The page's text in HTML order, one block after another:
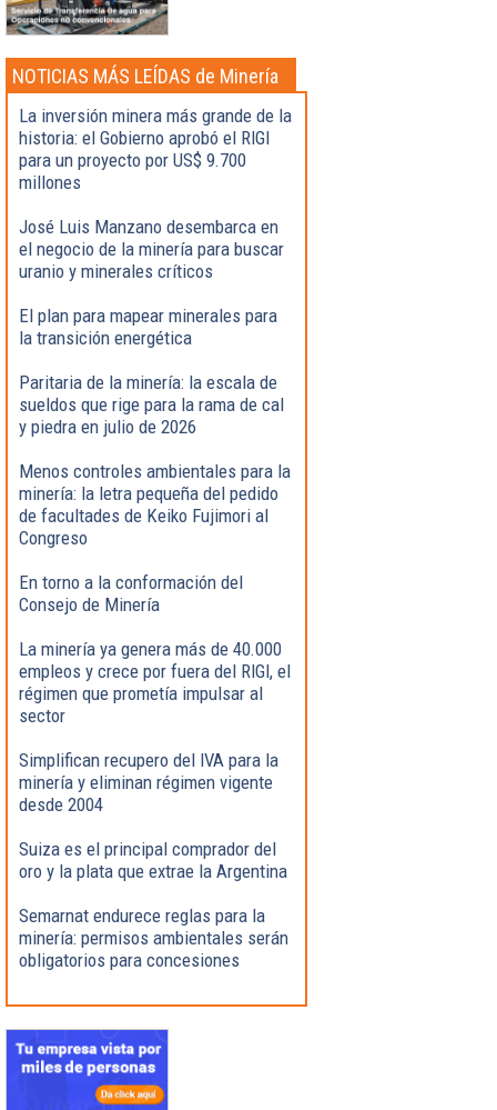
NOTICIAS MÁS LEÍDAS de Minería
La inversión minera más grande de la
historia: el Gobierno aprobó el RIGI
para un proyecto por US$ 9.700
millones
José Luis Manzano desembarca en
el negocio de la minería para buscar
uranio y minerales críticos
El plan para mapear minerales para
la transición energética
Paritaria de la minería: la escala de
sueldos que rige para la rama de cal
y piedra en julio de 2026
Menos controles ambientales para la
minería: la letra pequeña del pedido
de facultades de Keiko Fujimori al
Congreso
En torno a la conformación del
Consejo de Minería
La minería ya genera más de 40.000
empleos y crece por fuera del RIGI, el
régimen que prometía impulsar al
sector
Simplifican recupero del IVA para la
minería y eliminan régimen vigente
desde 2004
Suiza es el principal comprador del
oro y la plata que extrae la Argentina
Semarnat endurece reglas para la
minería: permisos ambientales serán
obligatorios para concesiones